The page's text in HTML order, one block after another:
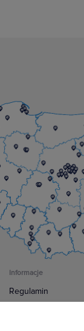
Informacje
Regulamin